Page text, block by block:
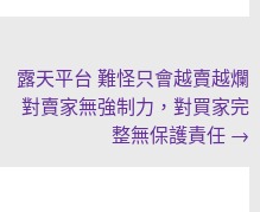
露天平台 難怪只會越賣越爛
對賣家無強制力，對買家完
整無保護責任 →